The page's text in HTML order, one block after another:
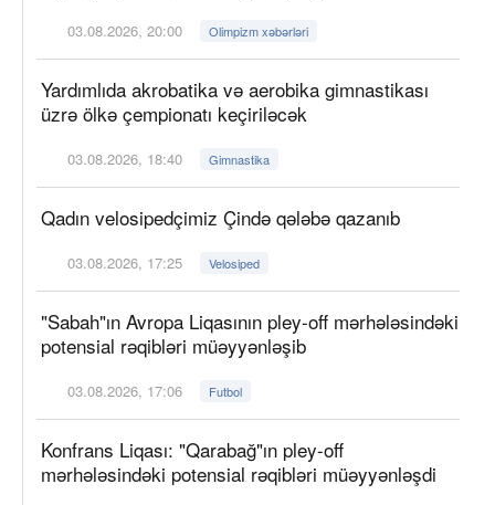
03.08.2026, 20:00 Olimpizm xəbərləri
Yardımlıda akrobatika və aerobika gimnastikası
üzrə ölkə çempionatı keçiriləcək
03.08.2026, 18:40 Gimnastika
Qadın velosipedçimiz Çində qələbə qazanıb
03.08.2026, 17:25 Velosiped
"Sabah"ın Avropa Liqasının pley-off mərhələsindəki
potensial rəqibləri müəyyənləşib
03.08.2026, 17:06 Futbol
Konfrans Liqası: "Qarabağ"ın pley-off
mərhələsindəki potensial rəqibləri müəyyənləşdi